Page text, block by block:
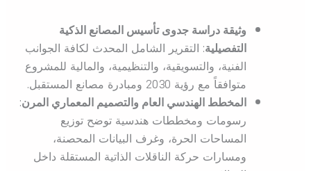
وثيقة دراسة جدوى تأسيس المصانع الذكية
التفصيلية: التقرير الشامل المحدث لكافة الجوانب
الفنية، والتسويقية، والتنظيمية، والمالية للمشروع
متوافقاً مع رؤية 2030 ومبادرة مصانع المستقبل.
المخطط الهندسي العام والتصميم المعماري المرن:
رسومات ومخططات هندسية توضح توزيع
المساحات الحرة، وغرف البيانات المحصنة،
ومسارات حركة الناقلات الذاتية المستقلة داخل